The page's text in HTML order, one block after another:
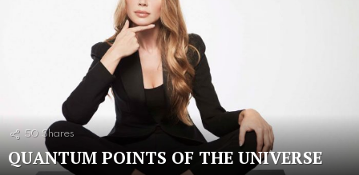
50 Shares
QUANTUM POINTS OF THE UNIVERSE